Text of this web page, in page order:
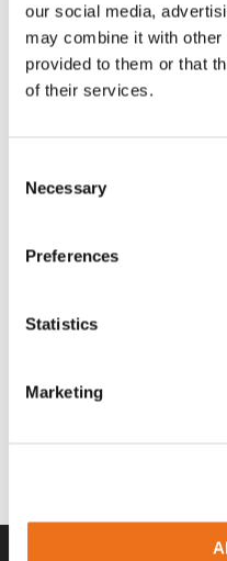
our social media,
may combine it with other
provided to them or that
of their services.
Selection
Necessary
Preferences
Statistics
Marketing
Rotor, komplett med slagor
OR80013456G
35 730kr (ex. moms)
Rotor teeth 8t/6k 7.5Gr/8 R6/14